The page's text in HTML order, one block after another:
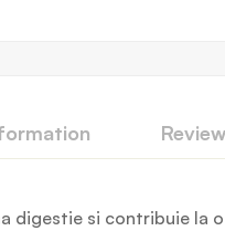
digestie si contribuie